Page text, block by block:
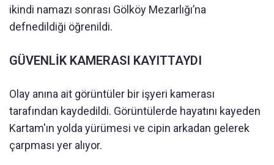
ikindi namazı sonrası Gölköy Mezarlığı’na
defnedildiği öğrenildi.
GÜVENLİK KAMERASI KAYITTAYDI
Olay anına ait görüntüler bir işyeri kamerası
tarafından kaydedildi. Görüntülerde hayatını kayeden
Kartam'ın yolda yürümesi ve cipin arkadan gelerek
çarpması yer alıyor.